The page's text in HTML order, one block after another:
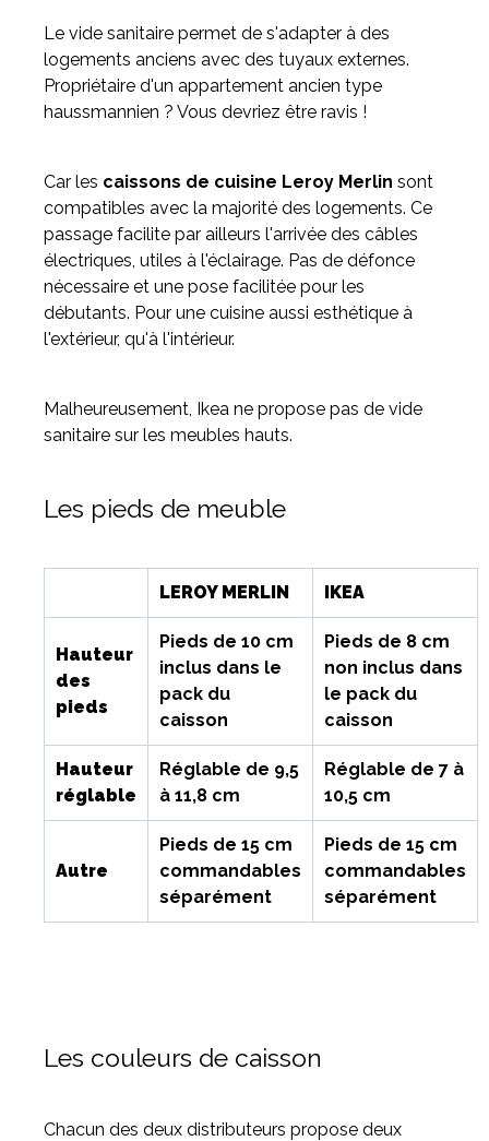
Le vide sanitaire permet de s'adapter à des
logements anciens avec des tuyaux externes.
Propriétaire d'un appartement ancien type
haussmannien ? Vous devriez être ravis !
Car les caissons de cuisine Leroy Merlin sont
compatibles avec la majorité des logements. Ce
passage facilite par ailleurs l'arrivée des câbles
électriques, utiles à l'éclairage. Pas de défonce
nécessaire et une pose facilitée pour les
débutants. Pour une cuisine aussi esthétique à
l'extérieur, qu'à l'intérieur.
Malheureusement, Ikea ne propose pas de vide
sanitaire sur les meubles hauts.
Les pieds de meuble
LEROY MERLIN IKEA
Hauteur
des
pieds
Pieds de 10 cm
inclus dans le
pack du
caisson
Pieds de 8 cm
non inclus dans
le pack du
caisson
Hauteur
réglable
Réglable de 9,5
à 11,8 cm
Réglable de 7 à
10,5 cm
Autre
Pieds de 15 cm
commandables
séparément
Pieds de 15 cm
commandables
séparément
Les couleurs de caisson
Chacun des deux distributeurs propose deux